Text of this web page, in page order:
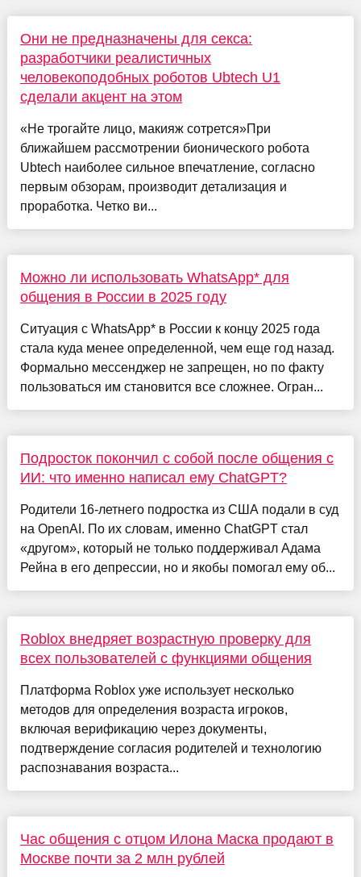
Они не предназначены для секса:
разработчики реалистичных
человекоподобных роботов Ubtech U1
сделали акцент на этом
«Не трогайте лицо, макияж сотрется»При
ближайшем рассмотрении бионического робота
Ubtech наиболее сильное впечатление, согласно
первым обзорам, производит детализация и
проработка. Четко ви...
Можно ли использовать WhatsApp* для
общения в России в 2025 году
Ситуация с WhatsApp* в России к концу 2025 года
стала куда менее определенной, чем еще год назад.
Формально мессенджер не запрещен, но по факту
пользоваться им становится все сложнее. Огран...
Подросток покончил с собой после общения с
ИИ: что именно написал ему ChatGPT?
Родители 16-летнего подростка из США подали в суд
на OpenAI. По их словам, именно ChatGPT стал
«другом», который не только поддерживал Адама
Рейна в его депрессии, но и якобы помогал ему об...
Roblox внедряет возрастную проверку для
всех пользователей с функциями общения
Платформа Roblox уже использует несколько
методов для определения возраста игроков,
включая верификацию через документы,
подтверждение согласия родителей и технологию
распознавания возраста...
Час общения с отцом Илона Маска продают в
Москве почти за 2 млн рублей